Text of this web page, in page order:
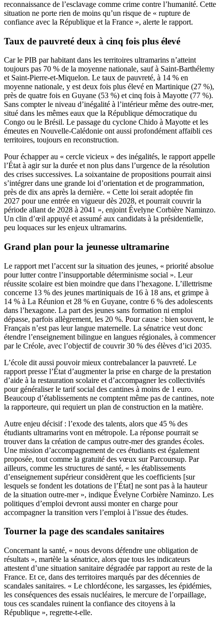
reconnaissance de l’esclavage comme crime contre l’humanité. Cette
situation ne porte rien de moins qu’un risque de « rupture de
confiance avec la République et la France », alerte le rapport.
Taux de pauvreté deux à cinq fois plus élevé
Car le PIB par habitant dans les territoires ultramarins n’atteint
toujours pas 70 % de la moyenne nationale, sauf à Saint-Barthélemy
et Saint-Pierre-et-Miquelon. Le taux de pauvreté, à 14 % en
moyenne nationale, y est deux fois plus élevé en Martinique (27 %),
près de quatre fois en Guyane (53 %) et cinq fois à Mayotte (77 %).
Sans compter le niveau d’inégalité à l’intérieur même des outre-mer,
situé dans les mêmes eaux que la République démocratique du
Congo ou le Brésil. Le passage du cyclone Chido à Mayotte et les
émeutes en Nouvelle-Calédonie ont aussi profondément affaibli ces
territoires, toujours en reconstruction.
Pour échapper au « cercle vicieux » des inégalités, le rapport appelle
l’État à agir sur la durée et non plus dans l’urgence de la résolution
des crises successives. La soixantaine de propositions pourrait ainsi
s’intégrer dans une grande loi d’orientation et de programmation,
près de dix ans après la dernière. « Cette loi serait adoptée fin
2027 pour une entrée en vigueur dès 2028, et pourrait couvrir la
période allant de 2028 à 2041 », enjoint Évelyne Corbière Naminzo.
Un clin d’œil appuyé et assumé aux candidats à la présidentielle,
peu loquaces sur les enjeux ultramarins.
Grand plan pour la jeunesse ultramarine
Le rapport met l’accent sur la situation des jeunes, « priorité absolue
pour lutter contre l’insupportable déterminisme social ». Leur
réussite scolaire est bien moindre que dans l’hexagone. L’illettrisme
concerne 13 % des jeunes martiniquais de 16 à 18 ans, et grimpe à
14 % à La Réunion et 28 % en Guyane, contre 6 % des adolescents
dans l’hexagone. La part des jeunes sans formation ni emploi
dépasse, parfois allègrement, les 20 %. Pour cause : bien souvent, le
Français n’est pas leur langue maternelle. La sénatrice veut donc
étendre l’enseignement bilingue en langues régionales, à commencer
par le Créole, avec l’objectif de couvrir 30 % des élèves d’ici 2035.
L’école dit aussi pouvoir mieux contrebalancer la pauvreté. Le
rapport presse l’État d’augmenter la prise en charge de la prestation
d’aide à la restauration scolaire et d’accompagner les collectivités
pour généraliser le tarif social des cantines à moins de 1 euro.
Beaucoup d’établissements ne comptent même pas de cantines, note
la rapporteure, qui requiert un plan de construction en la matière.
Autre enjeu décisif : l’exode des talents, alors que 45 % des
étudiants ultramarins vont en métropole. La réponse pourrait se
trouver dans la création de campus outre-mer des grandes écoles.
Une mission d’accompagnement de ces étudiants est également
proposée, tout comme la gratuité des vœux sur Parcoursup. Par
ailleurs, comme les structures de santé, « les établissements
d’enseignement supérieur considèrent que les coefficients [sur
lesquels se fondent les dotations de l’État] ne sont pas à la hauteur
de la situation outre-mer », indique Évelyne Corbière Naminzo. Les
politiques d’emploi devront aussi monter en charge pour
accompagner la transition vers l’emploi à l’issue des études.
Tourner la page des scandales sanitaires
Concernant la santé, « nous devons défendre une obligation de
résultats », martèle la sénatrice, alors que tous les indicateurs
attestent d’une situation sanitaire dégradée par rapport au reste de la
France. Et ce, dans des territoires marqués par des décennies de
scandales sanitaires. « Le chlordécone, les sargasses, les épidémies,
les conséquences des essais nucléaires, le mercure de l’orpaillage,
tous ces scandales ruinent la confiance des citoyens à la
République », regrette-t-elle.